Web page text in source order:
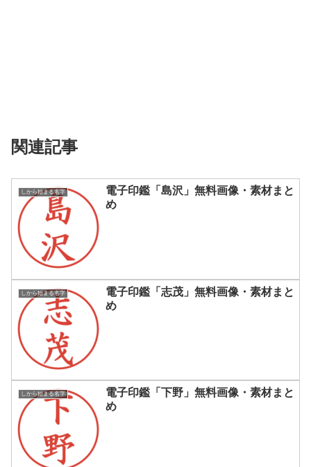
関連記事
しから始まる名字
電子印鑑「島沢」無料画像・素材まと
め
しから始まる名字
電子印鑑「志茂」無料画像・素材まと
め
しから始まる名字
電子印鑑「下野」無料画像・素材まと
め